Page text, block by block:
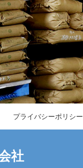
プライバシーポリシー
社